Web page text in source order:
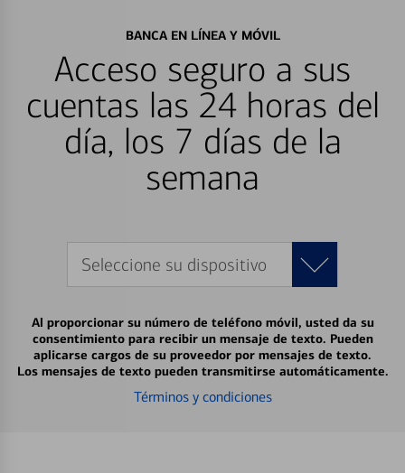
BANCA EN LÍNEA Y MÓVIL
Acceso seguro a sus
cuentas las 24 horas del
día, los 7 días de la
semana
Seleccione su dispositivo
Al proporcionar su número de teléfono móvil, usted da su
consentimiento para recibir un mensaje de texto. Pueden
aplicarse cargos de su proveedor por mensajes de texto.
Los mensajes de texto pueden transmitirse automáticamente.
Términos y condiciones